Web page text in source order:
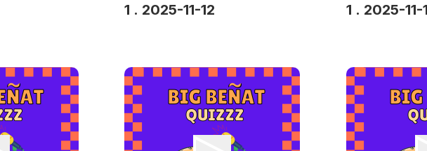
1 . 2025-11-12 1 . 2025-